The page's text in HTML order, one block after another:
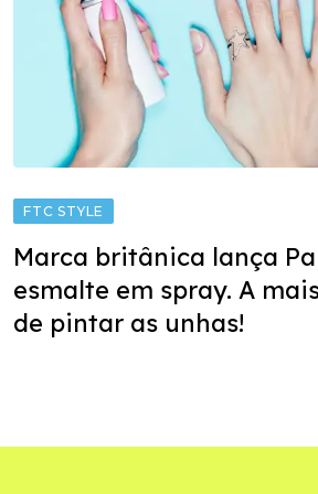
FTC STYLE
Marca britânica lança
esmalte em spray. A
de pintar as unhas!